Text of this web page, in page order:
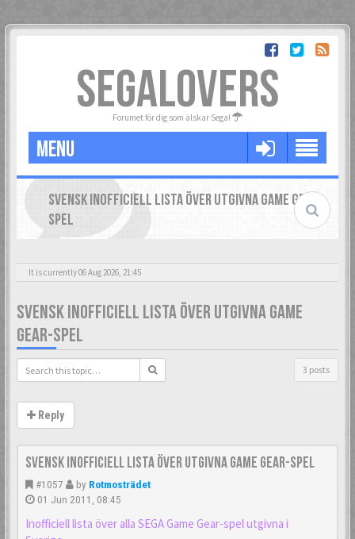
SEGALOVERS
Forumet för dig som älskar Sega!
MENU
SVENSK INOFFICIELL LISTA ÖVER UTGIVNA GAME GEAR-
SPEL
It is currently 06 Aug 2026, 21:45
SVENSK INOFFICIELL LISTA ÖVER UTGIVNA GAME
GEAR-SPEL
3 posts
Reply
Svensk inofficiell lista över utgivna Game Gear-spel
#1057 by Rotmosträdet
01 Jun 2011, 08:45
Inofficiell lista över alla SEGA Game Gear-spel utgivna i